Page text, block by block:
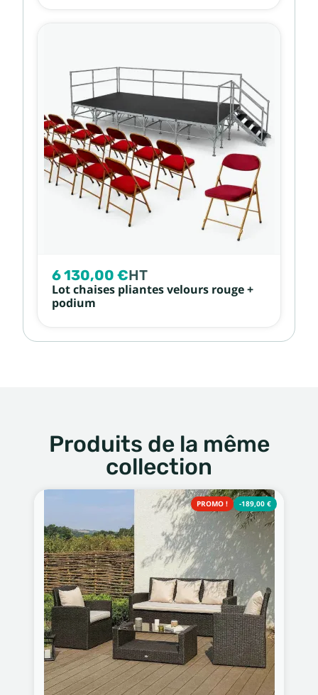
6 130,00 €HT
Lot chaises pliantes velours rouge +
podium
Produits de la même
collection
PROMO ! -189,00 €